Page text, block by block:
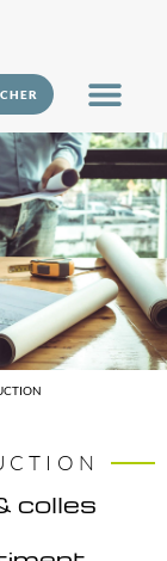
colles